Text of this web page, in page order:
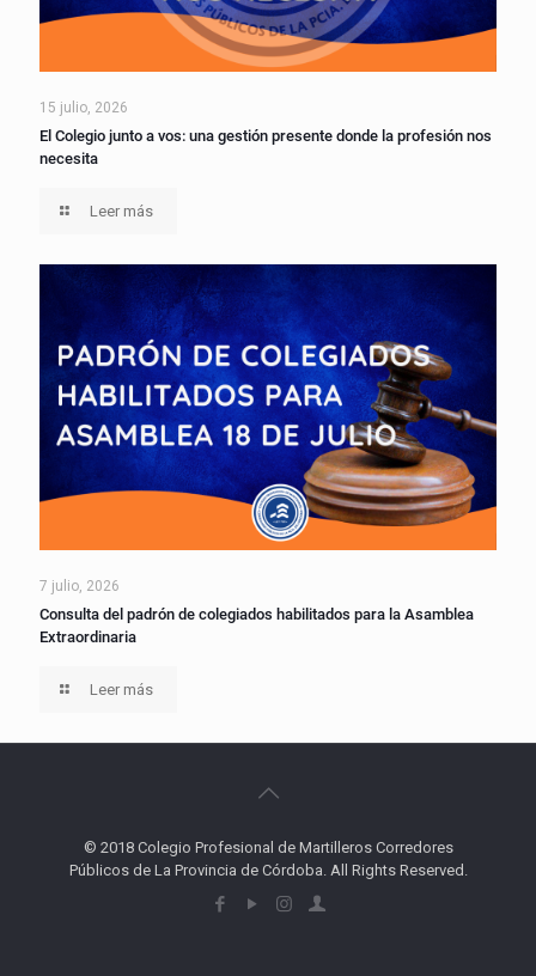
15 julio, 2026
El Colegio junto a vos: una gestión presente donde la profesión nos
necesita
Leer más
7 julio, 2026
Consulta del padrón de colegiados habilitados para la Asamblea
Extraordinaria
Leer más
© 2018 Colegio Profesional de Martilleros Corredores
Públicos de La Provincia de Córdoba. All Rights Reserved.